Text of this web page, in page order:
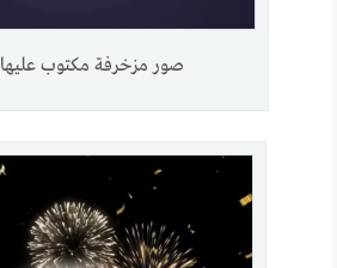
صور مزخرفة مكتوب عليها 2025.